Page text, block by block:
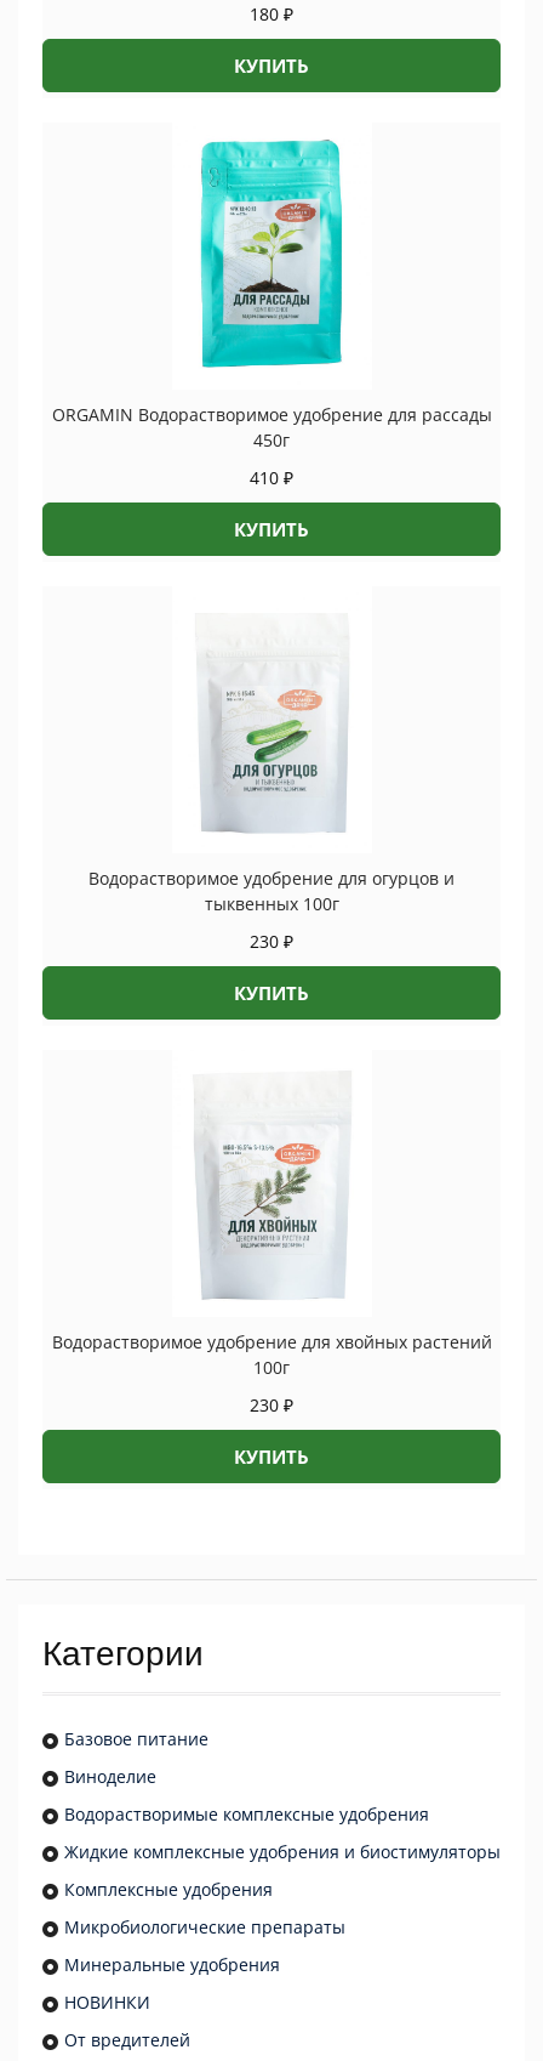
180 ₽
КУПИТЬ
ORGAMIN Водорастворимое удобрение для рассады
450г
410 ₽
КУПИТЬ
Водорастворимое удобрение для огурцов и
тыквенных 100г
230 ₽
КУПИТЬ
Водорастворимое удобрение для хвойных растений
100г
230 ₽
КУПИТЬ
Категории
Базовое питание
Виноделие
Водорастворимые комплексные удобрения
Жидкие комплексные удобрения и биостимуляторы
Комплексные удобрения
Микробиологические препараты
Минеральные удобрения
НОВИНКИ
От вредителей